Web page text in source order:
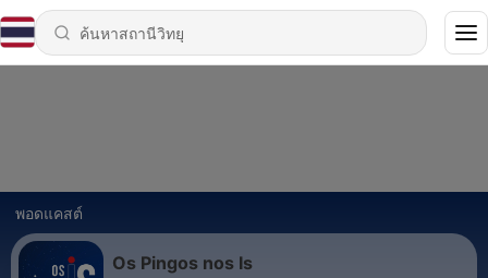
พอดแคสต์
Os Pingos nos Is